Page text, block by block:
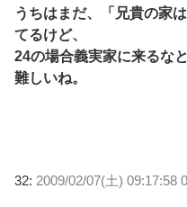
うちはまだ、「兄貴の家
てるけど、
24の場合義実家に来るな
難しいね。
32: 2009/02/07(土) 09:17:58 0